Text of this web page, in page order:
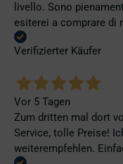
livello. Sono
esiterei a comprare di
Verifizierter Käufer
Vor 5 Tagen
Zum dritten mal dort
Service, tolle Preise!
weiterempfehlen.